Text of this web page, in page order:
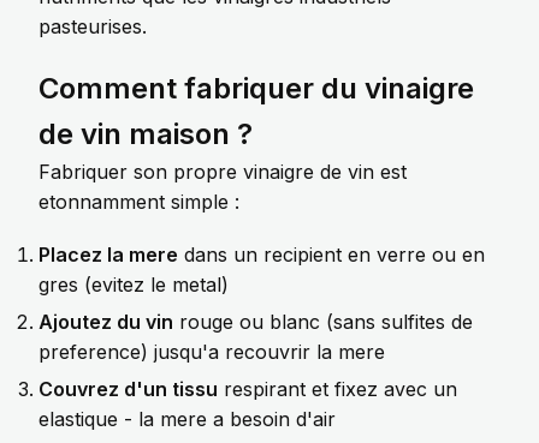
pasteurises.
Comment fabriquer du vinaigre
de vin maison ?
Fabriquer son propre vinaigre de vin est
etonnamment simple :
Placez la mere dans un recipient en verre ou en
gres (evitez le metal)
Ajoutez du vin rouge ou blanc (sans sulfites de
preference) jusqu'a recouvrir la mere
Couvrez d'un tissu respirant et fixez avec un
elastique - la mere a besoin d'air